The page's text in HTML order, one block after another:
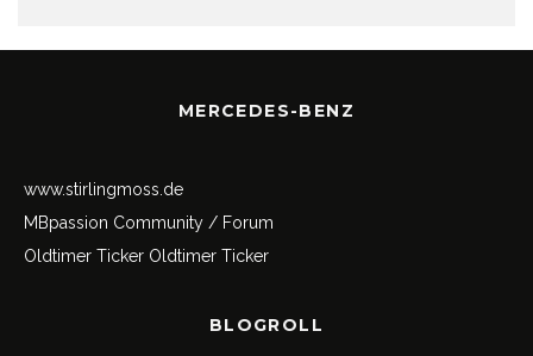
MERCEDES-BENZ
www.stirlingmoss.de
MBpassion Community / Forum
Oldtimer Ticker Oldtimer Ticker
BLOGROLL